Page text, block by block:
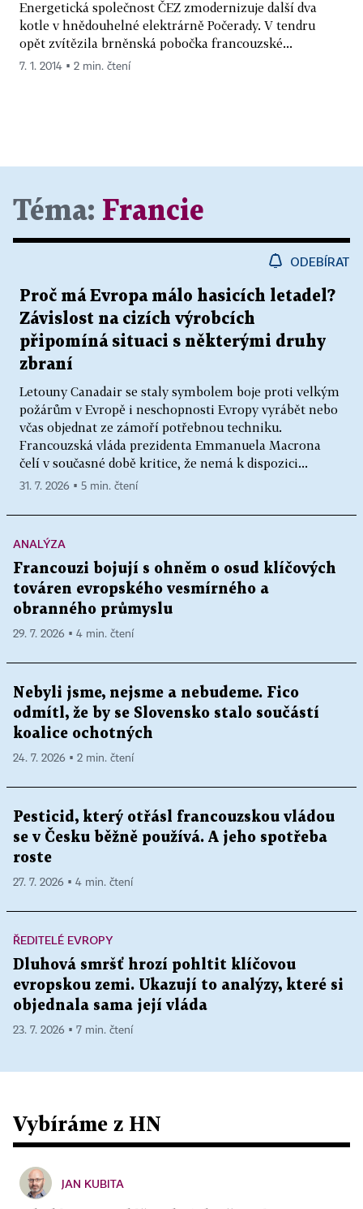
Energetická společnost ČEZ zmodernizuje další dva
kotle v hnědouhelné elektrárně Počerady. V tendru
opět zvítězila brněnská pobočka francouzské...
7. 1. 2014 ▪ 2 min. čtení
Téma: Francie
ODEBÍRAT
Proč má Evropa málo hasicích letadel?
Závislost na cizích výrobcích
připomíná situaci s některými druhy
zbraní
Letouny Canadair se staly symbolem boje proti velkým
požárům v Evropě i neschopnosti Evropy vyrábět nebo
včas objednat ze zámoří potřebnou techniku.
Francouzská vláda prezidenta Emmanuela Macrona
čelí v současné době kritice, že nemá k dispozici...
31. 7. 2026 ▪ 5 min. čtení
ANALÝZA
Francouzi bojují s ohněm o osud klíčových
továren evropského vesmírného a
obranného průmyslu
29. 7. 2026 ▪ 4 min. čtení
Nebyli jsme, nejsme a nebudeme. Fico
odmítl, že by se Slovensko stalo součástí
koalice ochotných
24. 7. 2026 ▪ 2 min. čtení
Pesticid, který otřásl francouzskou vládou
se v Česku běžně používá. A jeho spotřeba
roste
27. 7. 2026 ▪ 4 min. čtení
ŘEDITELÉ EVROPY
Dluhová smršť hrozí pohltit klíčovou
evropskou zemi. Ukazují to analýzy, které si
objednala sama její vláda
23. 7. 2026 ▪ 7 min. čtení
Vybíráme z HN
JAN KUBITA